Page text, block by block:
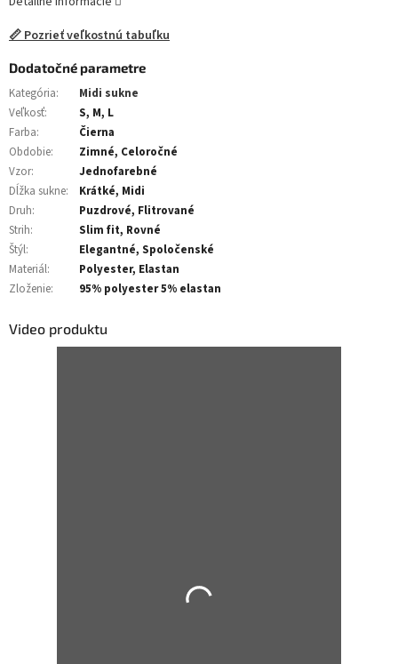
📏 Pozrieť veľkostnú tabuľku
Dodatočné parametre
Kategória:
Midi sukne
Veľkosť:
S, M, L
Farba:
Čierna
Obdobie:
Zimné, Celoročné
Vzor:
Jednofarebné
Dĺžka sukne:
Krátké, Midi
Druh:
Puzdrové, Flitrované
Strih:
Slim fit, Rovné
Štýl:
Elegantné, Spoločenské
Materiál:
Polyester, Elastan
Zloženie: 95% polyester 5% elastan
Video produktu